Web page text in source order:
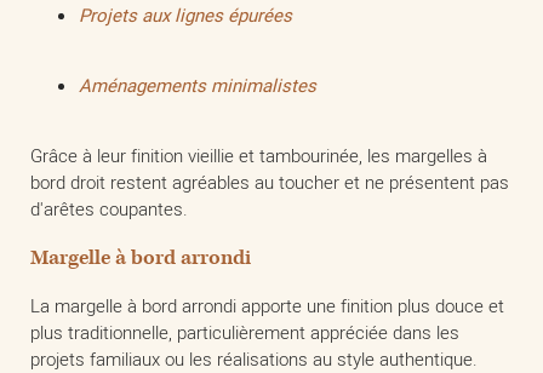
Projets aux lignes épurées
Aménagements minimalistes
Grâce à leur finition vieillie et tambourinée, les margelles à
bord droit restent agréables au toucher et ne présentent pas
d'arêtes coupantes.
Margelle à bord arrondi
La margelle à bord arrondi apporte une finition plus douce et
plus traditionnelle, particulièrement appréciée dans les
projets familiaux ou les réalisations au style authentique.